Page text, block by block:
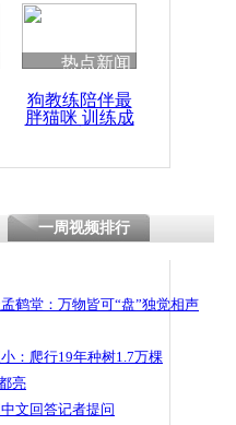
热点新闻
狗教练陪伴最
胖猫咪 训练成
一周视频排行
孟鹤堂：万物皆可“盘”独觉相声
：爬行19年种树1.7万棵
亮
文回答记者提问